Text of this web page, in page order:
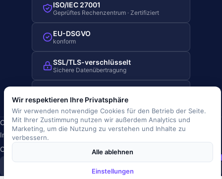
ISO/IEC 27001
Geprüftes Rechenzentrum · Zertifiziert
EU-DSGVO
konform
SSL/TLS-verschlüsselt
Sichere Datenübertragung
Hosting in Deutschland
Copyright © 2019-2026 JOBRIVER®
Impressum·Datenschutz AGB
Cookie-Richtlinie
Cookie-Einstellungen
JR
Wir respektieren Ihre Privatsphäre
Wir verwenden notwendige Cookies für den Betrieb der Seite.
Mit Ihrer Zustimmung nutzen wir außerdem Analytics und
Marketing, um die Nutzung zu verstehen und Inhalte zu
verbessern.
Alle ablehnen
Einstellungen